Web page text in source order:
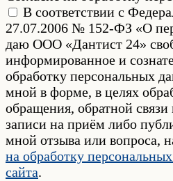
В соответствии с
27.07.2006 № 152-ФЗ «О
даю ООО «Дантист 24»
информированное и
обработку персональных
мной в форме, в целях
обращения, обратной
записи на приём либо
мной отзыва или вопроса,
на обработку
сайта.